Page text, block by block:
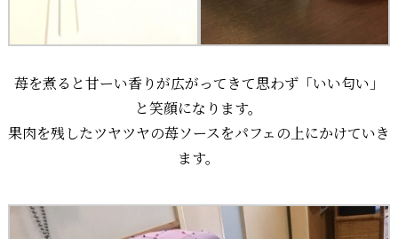
苺を煮ると甘ーい香りが広がってきて思わず「いい匂い」
と笑顔になります。
果肉を残したツヤツヤの苺ソースをパフェの上にかけていき
ます。